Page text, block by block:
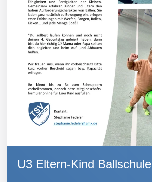
U3 Eltern-Kind Ballschule